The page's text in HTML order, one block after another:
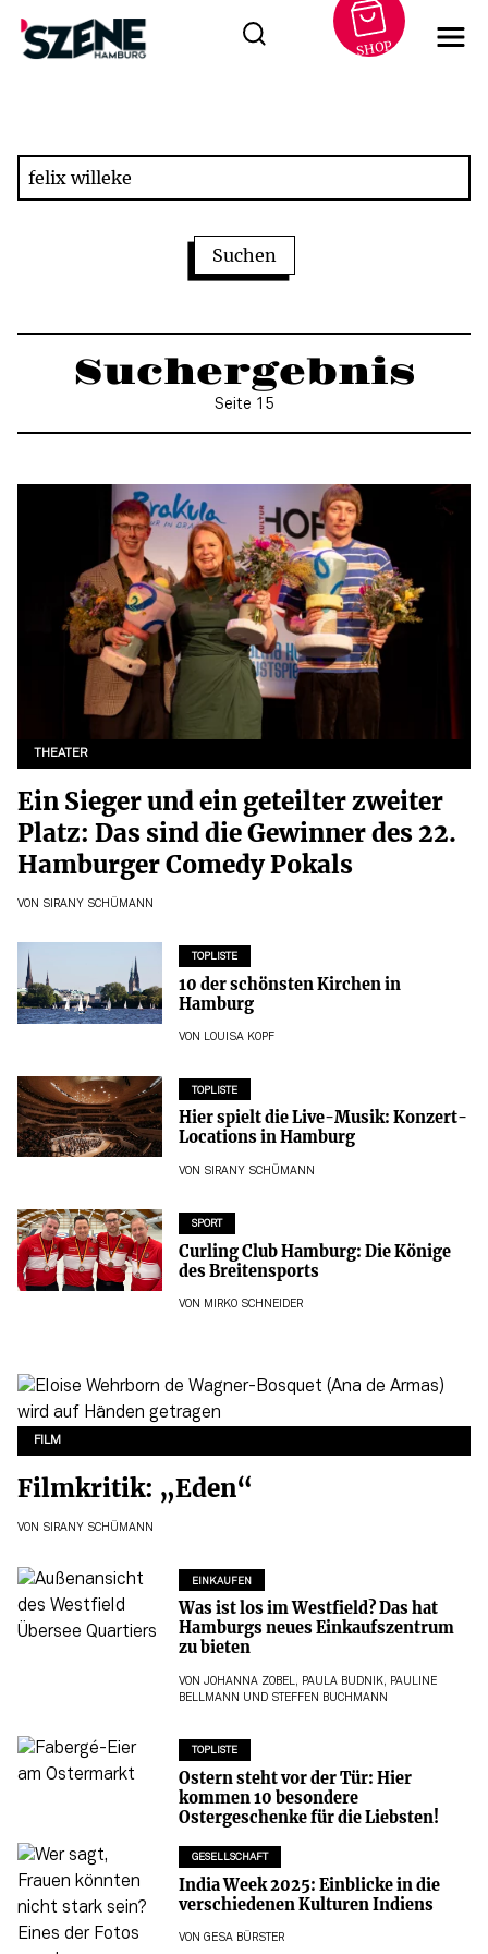
SHOP
Suchergebnis
Seite 15
THEATER
Ein Sieger und ein geteilter zweiter
Platz: Das sind die Gewinner des 22.
Hamburger Comedy Pokals
VON SIRANY SCHÜMANN
TOPLISTE
10 der schönsten Kirchen in
Hamburg
VON LOUISA KOPF
TOPLISTE
Hier spielt die Live-Musik: Konzert-
Locations in Hamburg
VON SIRANY SCHÜMANN
SPORT
Curling Club Hamburg: Die Könige
des Breitensports
VON MIRKO SCHNEIDER
FILM
Filmkritik: „Eden“
VON SIRANY SCHÜMANN
EINKAUFEN
Was ist los im Westfield? Das hat
Hamburgs neues Einkaufszentrum
zu bieten
VON JOHANNA ZOBEL , PAULA BUDNIK ,
PAULINE
BELLMANN
UND STEFFEN BUCHMANN
TOPLISTE
Ostern steht vor der Tür: Hier
kommen 10 besondere
Ostergeschenke für die Liebsten!
GESELLSCHAFT
India Week 2025: Einblicke in die
verschiedenen Kulturen Indiens
VON GESA BÜRSTER